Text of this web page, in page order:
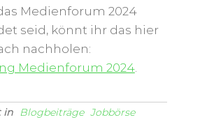
Medienforum 2024
seid, könnt ihr das hier
nachholen:
Medienforum 2024.
in Blogbeiträge Jobbörse